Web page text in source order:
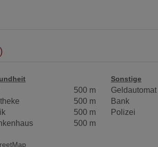
500 m
500 m
500 m
500 m
Sonstige
Geldautomat
Bank
Polizei